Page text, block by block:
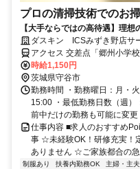
プロの清掃技術でのお
【大手ならではの高待遇】理
歓迎！ダスキン ICSみずき野店サ
アクセス 交差点「郷州小学
時給1,150円
茨城県守谷市
勤務時間 ・勤務曜日：月・
15:00 ・最低勤務日数（週
前中だけの勤務も可能に変
仕事内容 ■求人のおすすめ
事 ☆未経験OK！研修充実！
ありません ☆ご家族都合の
制服あり 扶養内勤務OK 主婦・主